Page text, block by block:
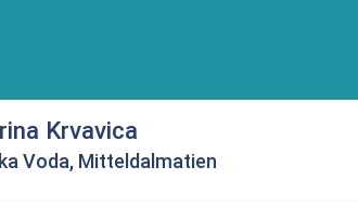
Krvavica
Voda, Mitteldalmatien